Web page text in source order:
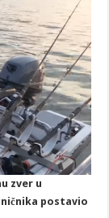
zver u
postavio